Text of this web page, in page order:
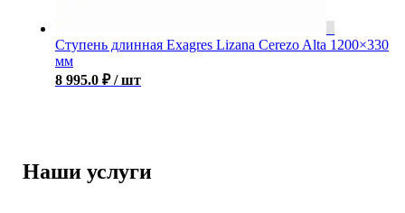
Ступень длинная Exagres Lizana Cerezo Alta 1200×330
мм
8 995.0 ₽ / шт
Наши услуги